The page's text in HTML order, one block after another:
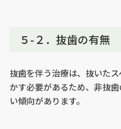
５-２．抜歯の有無
抜歯を伴う治療は、抜いた
かす必要があるため、非抜
い傾向があります。